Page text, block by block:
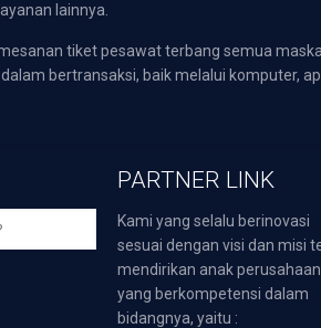
lainnya.
tiket pesawat terbang semua
bertransaksi, baik melalui komputer,
PARTNER LINK
Kami yang selalu berinovasi
sesuai dengan visi dan misi
mendirikan anak perusahaan
yang berkompetensi dalam
bidangnya, yaitu :